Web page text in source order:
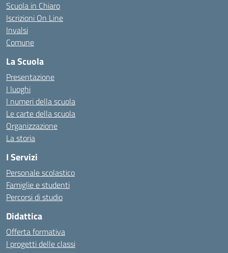
Scuola in Chiaro
Iscrizioni On Line
Invalsi
Comune
La Scuola
Presentazione
I luoghi
I numeri della scuola
Le carte della scuola
Organizzazione
La storia
I Servizi
Personale scolastico
Famiglie e studenti
Percorsi di studio
Didattica
Offerta formativa
I progetti delle classi